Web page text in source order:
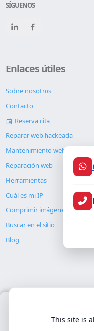
SÍGUENOS
Enlaces útiles
Sobre nosotros
Contacto
Reserva cita
Reparar web hackeada
Mantenimiento web
Reparación web
Herramientas
Cuál es mi IP
Comprimir imágenes
Buscar en el sitio
Blog
© Copyright
Usamos únicamente
This site is